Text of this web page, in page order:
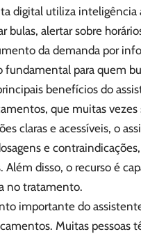
digital utiliza inteligência
bulas, alertar sobre
da demanda por
fundamental para quem
benefícios do
que muitas
claras e acessíveis, o
e
Além disso, o recurso é
no tratamento.
importante do
Muitas pessoas